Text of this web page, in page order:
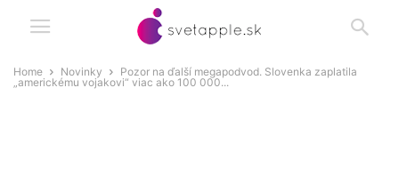
Home Novinky
Pozor na ďalší megapodvod. Slovenka zaplatila
„americkému vojakovi“ viac ako 100 000...